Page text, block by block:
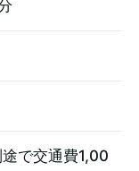
で交通費1,00